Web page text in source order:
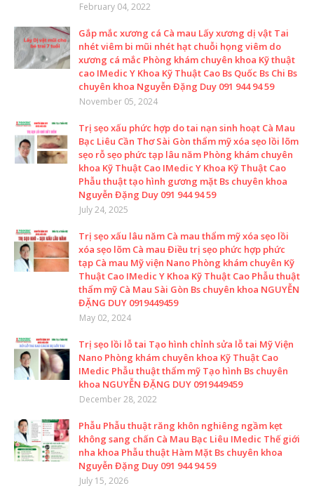
February 04, 2022
Gắp mắc xương cá Cà mau Lấy xương dị vật Tai
nhét viêm bi mũi nhét hạt chuỗi họng viêm do
xương cá mắc Phòng khám chuyên khoa Kỹ thuật
cao IMedic Y Khoa Kỹ Thuật Cao Bs Quốc Bs Chi Bs
chuyên khoa Nguyễn Đặng Duy 091 944 94 59
November 05, 2024
Trị sẹo xấu phức hợp do tai nạn sinh hoạt Cà Mau
Bạc Liêu Cần Thơ Sài Gòn thẩm mỹ xóa sẹo lồi lõm
sẹo rỗ sẹo phức tạp lâu năm Phòng khám chuyên
khoa Kỹ Thuật Cao IMedic Y Khoa Kỹ Thuật Cao
Phẫu thuật tạo hình gương mặt Bs chuyên khoa
Nguyễn Đặng Duy 091 944 94 59
July 24, 2025
Trị sẹo xấu lâu năm Cà mau thẩm mỹ xóa sẹo lồi
xóa sẹo lõm Cà mau Điều trị sẹo phức hợp phức
tạp Cà mau Mỹ viện Nano Phòng khám chuyên Kỹ
Thuật Cao IMedic Y Khoa Kỹ Thuật Cao Phẫu thuật
thẩm mỹ Cà Mau Sài Gòn Bs chuyên khoa NGUYỄN
ĐẶNG DUY 0919449459
May 02, 2024
Trị sẹo lồi lỗ tai Tạo hình chỉnh sửa lỗ tai Mỹ Viện
Nano Phòng khám chuyên khoa Kỹ Thuật Cao
IMedic Phẫu thuật thẩm mỹ Tạo hình Bs chuyên
khoa NGUYỄN ĐẶNG DUY 0919449459
December 28, 2022
Phẫu Phẫu thuật răng khôn nghiêng ngầm kẹt
không sang chấn Cà Mau Bạc Liêu IMedic Thế giới
nha khoa Phẫu thuật Hàm Mặt Bs chuyên khoa
Nguyễn Đặng Duy 091 944 94 59
July 15, 2026